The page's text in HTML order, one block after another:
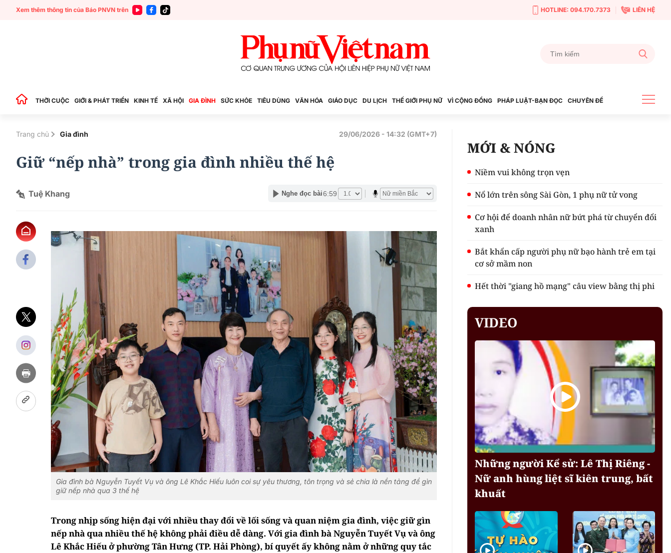
Xem thêm thông tin của Báo PNVN trên HOTLINE: 094.170.7373 LIÊN HỆ
THỜI CUỘC GIỚI & PHÁT TRIỂN KINH TẾ XÃ HỘI GIA ĐÌNH SỨC KHỎE TIÊU DÙNG VĂN HÓA GIÁO DỤC DU LỊCH THẾ GIỚI PHỤ NỮ VÌ CỘNG ĐỒNG PHÁP LUẬT-BẠN ĐỌC CHUYÊN ĐỀ
Trang chủ Gia đình 29/06/2026 - 14:32 (GMT+7)
Giữ “nếp nhà” trong gia đình nhiều thế hệ
Tuệ Khang Nghe đọc bài6:59
Gia đình bà Nguyễn Tuyết Vụ và ông Lê Khắc Hiếu luôn coi sự yêu thương, tôn trọng và sẻ chia là nền tảng để gìn
giữ nếp nhà qua 3 thế hệ
Trong nhịp sống hiện đại với nhiều thay đổi về lối sống và quan niệm gia đình, việc giữ gìn
nếp nhà qua nhiều thế hệ không phải điều dễ dàng. Với gia đình bà Nguyễn Tuyết Vụ và ông
Lê Khắc Hiếu ở phường Tân Hưng (TP. Hải Phòng), bí quyết ấy không nằm ở những quy tắc
MỚI & NÓNG
Niềm vui không trọn vẹn
Nổ lớn trên sông Sài Gòn, 1 phụ nữ tử vong
Cơ hội để doanh nhân nữ bứt phá từ chuyển đổi
xanh
Bắt khẩn cấp người phụ nữ bạo hành trẻ em tại
cơ sở mầm non
Hết thời "giang hồ mạng" câu view bằng thị phi
VIDEO
Những người Kể sử: Lê Thị Riêng -
Nữ anh hùng liệt sĩ kiên trung, bất
khuất